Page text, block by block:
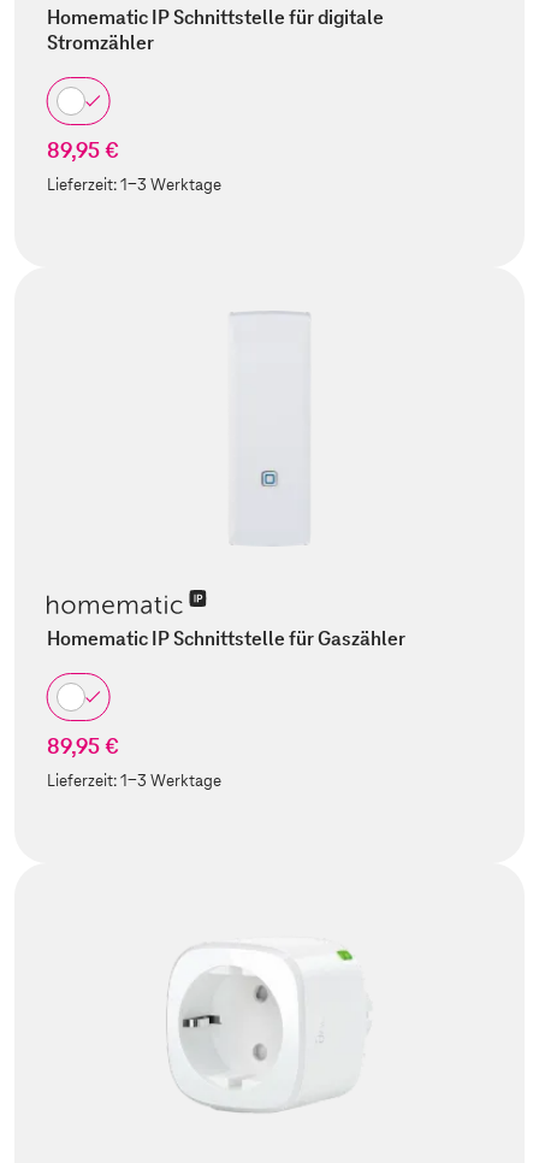
Homematic IP Schnittstelle für digitale
Stromzähler
89,95 €
Lieferzeit:1-3 Werktage
Homematic IP Schnittstelle für Gaszähler
89,95 €
Lieferzeit:1-3 Werktage